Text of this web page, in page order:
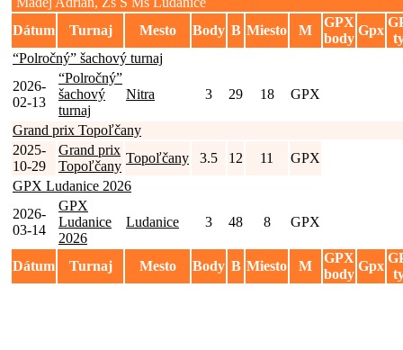
Dátum
Turnaj Mesto Body B Miesto M
GPX
body
Gpx
“Polročný” šachový turnaj
2026-
02-13
“Polročný”
šachový
turnaj
Nitra 3 29 18 GPX
Grand prix Topoľčany
2025-
10-29
Grand prix
Topoľčany
Topoľčany 3.5 12 11
GPX
GPX Ludanice 2026
2026-
03-14
GPX
Ludanice
2026
Ludanice 3 48 8 GPX
Dátum Turnaj Mesto Body B Miesto M
GPX
body
Gpx